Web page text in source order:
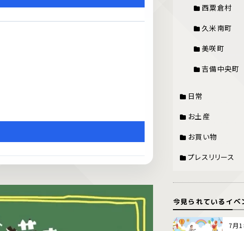
西粟倉村
久米南町
美咲町
吉備中央町
日常
お土産
お買い物
プレスリリース
今見られているイベ
7月